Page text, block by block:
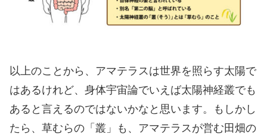
以上のことから、アマテラスは世界を照らす太陽で
はあるけれど、身体宇宙論でいえば太陽神経叢でも
あると言えるのではないかなと思います。もしかし
たら、草むらの「叢」も、アマテラスが営む田畑の